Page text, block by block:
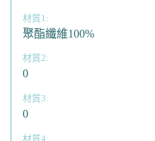
聚酯纖維100%
0
0